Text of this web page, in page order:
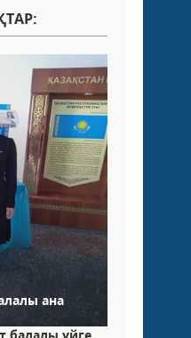
ана
балалы үйге